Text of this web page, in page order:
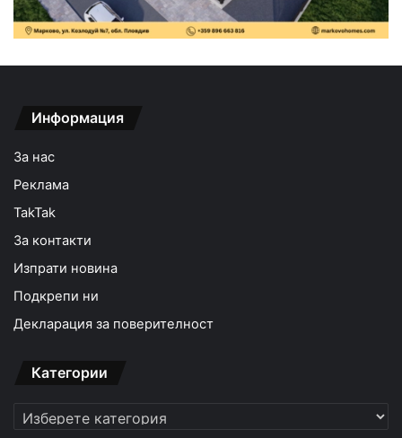
Информация
За нас
Реклама
TakTak
За контакти
Изпрати новина
Подкрепи ни
Декларация за поверителност
Категории
Категории